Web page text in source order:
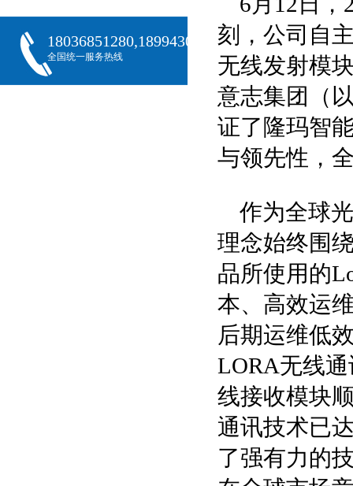
18036851280,18994301288,18068407382
全国统一服务热线
刻，公司自
无线发射模
意志集团（
证了隆玛智
与领先性，
作为全球
理念始终围
品所使用的
本、高效运
后期运维低
LORA无线
线接收模块
通讯技术已
了强有力的